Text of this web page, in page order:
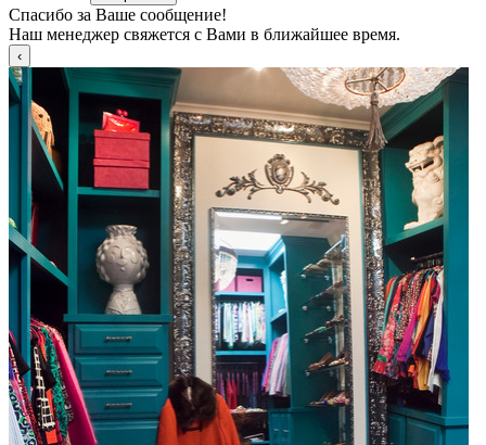
Спасибо за Ваше сообщение!
Наш менеджер свяжется с Вами в ближайшее время.